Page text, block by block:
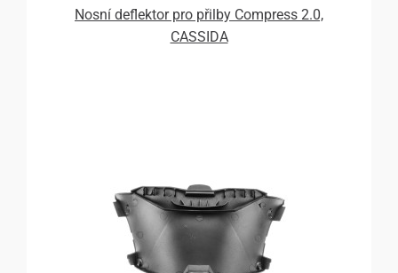
Nosní deflektor pro přilby Compress 2.0,
CASSIDA